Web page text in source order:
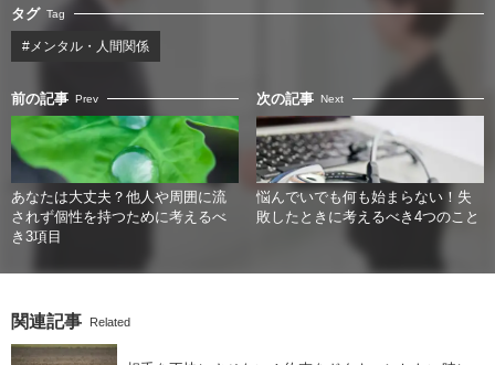
タグ Tag
#メンタル・人間関係
前の記事 Prev
あなたは大丈夫？他人や周囲に流
されず個性を持つために考えるべ
き3項目
次の記事 Next
悩んでいでも何も始まらない！失
敗したときに考えるべき4つのこと
関連記事 Related